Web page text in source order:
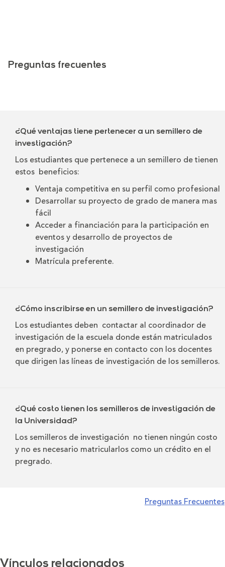
Preguntas frecuentes
¿Qué ventajas tiene pertenecer a un semillero de
investigación?
Los estudiantes que pertenece a un semillero de tienen
estos beneficios:
Ventaja competitiva en su perfil como profesional
Desarrollar su proyecto de grado de manera mas
fácil
Acceder a financiación para la participación en
eventos y desarrollo de proyectos de
investigación
Matrícula preferente.
¿Cómo inscribirse en un semillero de investigación?
Los estudiantes deben contactar al coordinador de
investigación de la escuela donde están matriculados
en pregrado, y ponerse en contacto con los docentes
que dirigen las líneas de investigación de los semilleros.
¿Qué costo tienen los semilleros de investigación de
la Universidad?
Los semilleros de investigación no tienen ningún costo
y no es necesario matricularlos como un crédito en el
pregrado.
Preguntas Frecuentes
Vínculos relacionados